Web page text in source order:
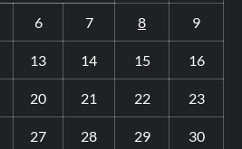
6 7 8 9
13 14 15 16
20 21 22 23
27 28 29 30